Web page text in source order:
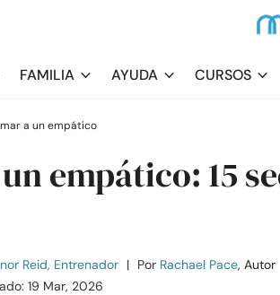
FAMILIA AYUDA CURSOS
a un empático
empático: 15
Reid, Entrenador | Por Rachael Pace, Autor
19 Mar, 2026